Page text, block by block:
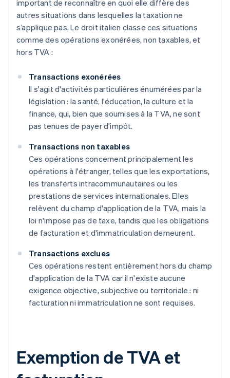
important de reconnaître en quoi elle diffère des
autres situations dans lesquelles la taxation ne
s’applique pas. Le droit italien classe ces situations
comme des opérations exonérées, non taxables, et
hors TVA :
Transactions exonérées
Il s'agit d'activités particulières énumérées par la
législation : la santé, l'éducation, la culture et la
finance, qui, bien que soumises à la TVA, ne sont
pas tenues de payer d'impôt.
Transactions non taxables
Ces opérations concernent principalement les
opérations à l'étranger, telles que les exportations,
les transferts intracommunautaires ou les
prestations de services internationales. Elles
relèvent du champ d'application de la TVA, mais la
loi n'impose pas de taxe, tandis que les obligations
de facturation et d'immatriculation demeurent.
Transactions exclues
Ces opérations restent entièrement hors du champ
d'application de la TVA car il n'existe aucune
exigence objective, subjective ou territoriale : ni
facturation ni immatriculation ne sont requises.
Exemption de TVA et